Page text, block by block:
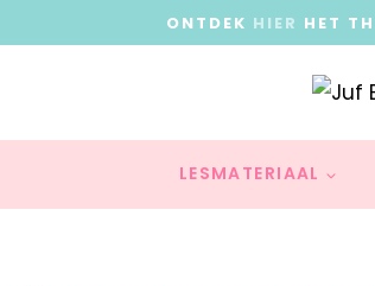
ONTDEK HIER HET
LESMATERIAAL